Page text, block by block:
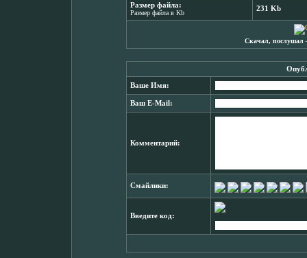
Размер файла:
Размер файла в Kb
231 Kb
Скачал, послушал
Ваше Имя:
Ваш E-Mail:
Комментарий:
Смайлики:
Введите код: